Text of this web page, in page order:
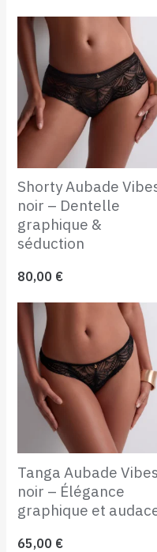
Shorty Aubade
noir – Dentelle
graphique &
séduction
80,00 €
Tanga Aubade Vibes
noir – Élégance
graphique et
65,00 €